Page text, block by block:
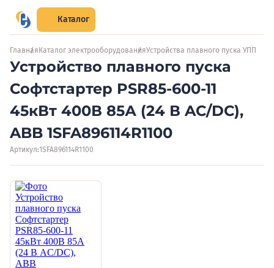
Каталог
Главная Каталог электрооборудованияУстройства плавного пуска УПП
Устройство плавного пуска
Софтстартер PSR85-600-11
45кВт 400В 85А (24 В AC/DC),
ABB 1SFA896114R1100
Артикул:1SFA896114R1100